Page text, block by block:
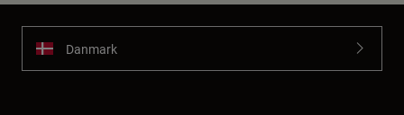
Danmark